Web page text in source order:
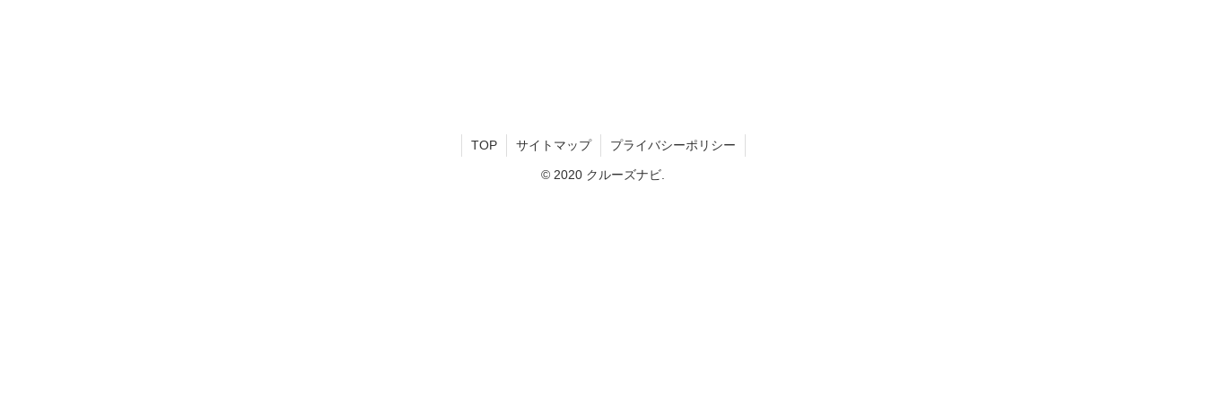
TOP サイトマップ プライバシーポリシー
© 2020 クルーズナビ.